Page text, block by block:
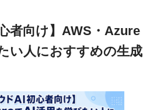
者向け】AWS・Azure
い人におすすめの生成